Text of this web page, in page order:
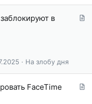
С
в
На злобу дня
С
FaceTime